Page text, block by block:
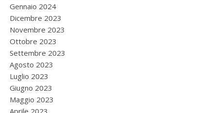
Gennaio 2024
Dicembre 2023
Novembre 2023
Ottobre 2023
Settembre 2023
Agosto 2023
Luglio 2023
Giugno 2023
Maggio 2023
Aprile 2023